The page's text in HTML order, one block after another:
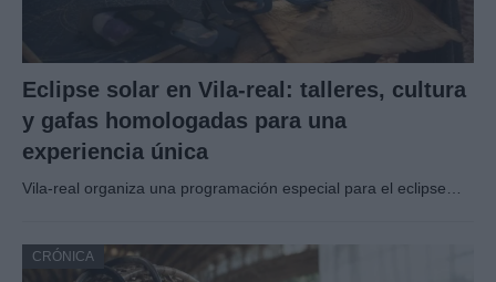
Eclipse solar en Vila-real: talleres, cultura
y gafas homologadas para una
experiencia única
Vila-real organiza una programación especial para el eclipse…
CRÓNICA